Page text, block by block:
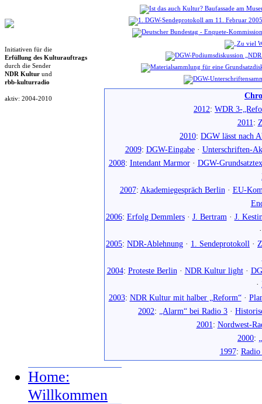
Initiativen für die
Erfüllung des Kulturauftrags
durch die Sender
NDR Kultur und
rbb-kulturradio
aktiv: 2004-2010
2012: WDR 3-
2011:
2010: DGW lässt nach
2009: DGW-Eingabe· Unterschriften-
2008: Intendant Marmor· DGW-
2007: Akademiegespräch Berlin · EU-
2006: Erfolg Demmlers· J. Bertram · J.
2005: NDR-Ablehnung · 1. Sendeprotokoll ·
2004: Proteste Berlin · NDR Kultur light·
·
2003: NDR Kultur mit halber „Reform“·
2002: „Alarm“ bei Radio 3 ·
2001: Nordwest-
2000:
1997:
Home:
Willkommen